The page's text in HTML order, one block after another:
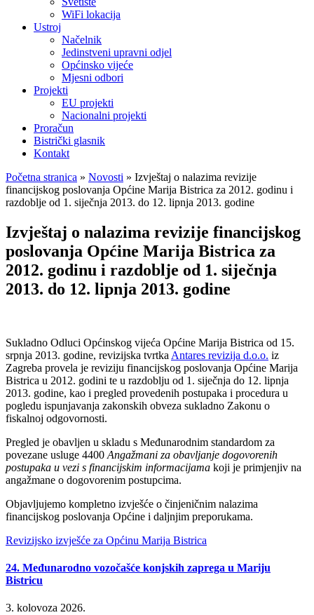
WiFi lokacija
Ustroj
Načelnik
Jedinstveni upravni odjel
Općinsko vijeće
Mjesni odbori
Projekti
EU projekti
Nacionalni projekti
Proračun
Bistrički glasnik
Kontakt
Početna stranica » Novosti » Izvještaj o nalazima revizije
financijskog poslovanja Općine Marija Bistrica za 2012. godinu i
razdoblje od 1. siječnja 2013. do 12. lipnja 2013. godine
Izvještaj o nalazima revizije financijskog
poslovanja Općine Marija Bistrica za
2012. godinu i razdoblje od 1. siječnja
2013. do 12. lipnja 2013. godine
Sukladno Odluci Općinskog vijeća Općine Marija Bistrica od 15.
srpnja 2013. godine, revizijska tvrtka Antares revizija d.o.o. iz
Zagreba provela je reviziju financijskog poslovanja Općine Marija
Bistrica u 2012. godini te u razdoblju od 1. siječnja do 12. lipnja
2013. godine, kao i pregled provedenih postupaka i procedura u
pogledu ispunjavanja zakonskih obveza sukladno Zakonu o
fiskalnoj odgovornosti.
Pregled je obavljen u skladu s Međunarodnim standardom za
povezane usluge 4400 Angažmani za obavljanje dogovorenih
postupaka u vezi s financijskim informacijama koji je primjenjiv na
angažmane o dogovorenim postupcima.
Objavljujemo kompletno izvješće o činjeničnim nalazima
financijskog poslovanja Općine i daljnjim preporukama.
Revizijsko izvješće za Općinu Marija Bistrica
24. Međunarodno vozočašće konjskih zaprega u Mariju
Bistricu
3. kolovoza 2026.